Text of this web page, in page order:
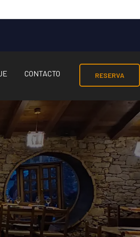
CONTACTO RESERVA